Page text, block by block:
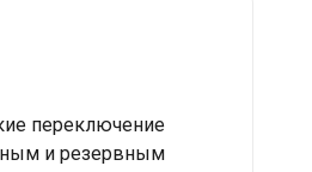
переключение
и резервным